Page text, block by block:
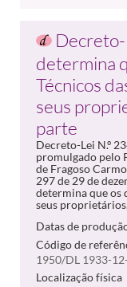
determina
Técnicos
seus
parte
Decreto-Lei N.º
promulgado pelo
de Fragoso
297 de 29 de
determina que os
seus
Datas de
Código de
1950/DL 1933-
Localização física